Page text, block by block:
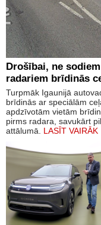
Drošībai, ne
radariem brīdinās
Turpmāk Igaunijā
brīdinās ar speciālām
apdzīvotām vietām
pirms radara, savukārt
attālumā. LASĪT VAIRĀK